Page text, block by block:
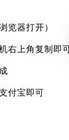
览器打开）
右上角复制即
付宝即可